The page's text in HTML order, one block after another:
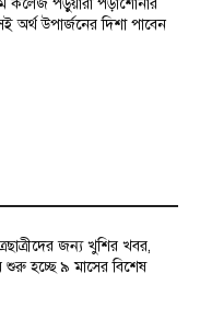
কলেজ পড়ুয়ারা পড়াশোনার
অর্থ উপার্জনের দিশা পাবেন
জন্য খুশির খবর,
শুরু হচ্ছে ৯ মাসের বিশেষ